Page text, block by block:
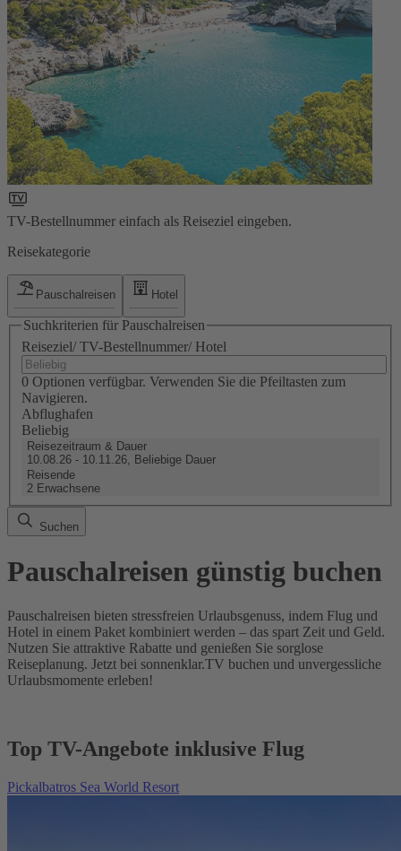
TV-Bestellnummer einfach als Reiseziel eingeben.
Reisekategorie
Pauschalreisen Hotel
Suchkriterien für Pauschalreisen
Reiseziel/ TV-Bestellnummer/ Hotel
0 Optionen verfügbar. Verwenden Sie die Pfeiltasten zum
Navigieren.
Abflughafen
Beliebig
Reisezeitraum & Dauer
10.08.26 - 10.11.26, Beliebige Dauer
Reisende
2 Erwachsene
Suchen
Pauschalreisen günstig buchen
Pauschalreisen bieten stressfreien Urlaubsgenuss, indem Flug und
Hotel in einem Paket kombiniert werden – das spart Zeit und Geld.
Nutzen Sie attraktive Rabatte und genießen Sie sorglose
Reiseplanung. Jetzt bei sonnenklar.TV buchen und unvergessliche
Urlaubsmomente erleben!
Top TV-Angebote inklusive Flug
Pickalbatros Sea World Resort